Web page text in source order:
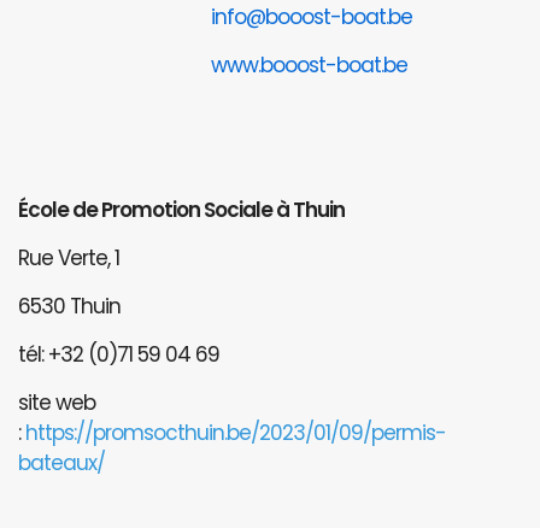
info@booost-boat.be
www.booost-boat.be
École de Promotion Sociale à Thuin
Rue Verte, 1
6530 Thuin
tél: +32 (0)71 59 04 69
site web
:https://promsocthuin.be/2023/01/09/permis-
bateaux/